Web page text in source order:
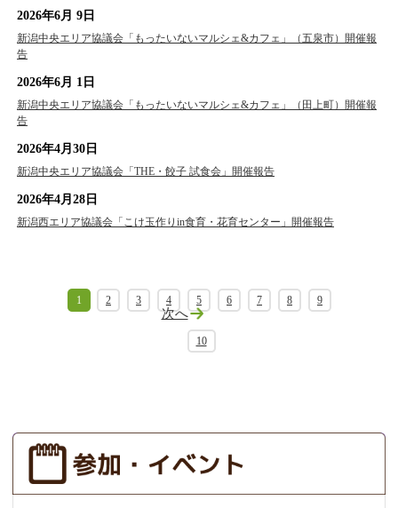
2026年6月 9日
新潟中央エリア協議会「もったいないマルシェ&カフェ」（五泉市）開催報
告
2026年6月 1日
新潟中央エリア協議会「もったいないマルシェ&カフェ」（田上町）開催報
告
2026年4月30日
新潟中央エリア協議会「THE・餃子 試食会」開催報告
2026年4月28日
新潟西エリア協議会「こけ玉作りin食育・花育センター」開催報告
1 2 3 4 5 6 7 8 9
10
次へ